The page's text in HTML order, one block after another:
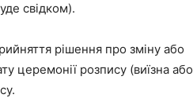
свідком).
рішення про зміну або
церемонії розпису (виїзна або